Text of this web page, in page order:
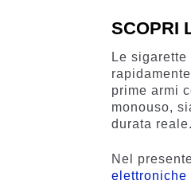
SCOPRI
Le
prime armi
monouso,
durata reale.
Nel
elettroniche